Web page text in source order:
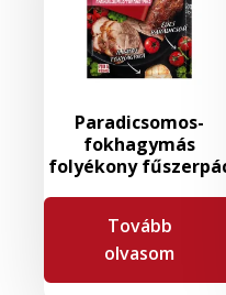
Paradicsomos-
fokhagymás
folyékony
Tovább
olvasom